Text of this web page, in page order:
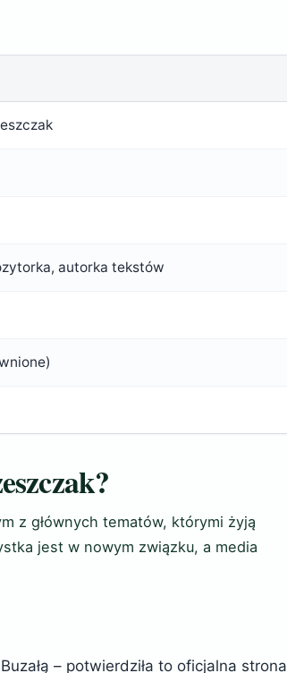
autorka tekstów
z głównych tematów, którymi żyją
jest w nowym związku, a media
– potwierdziła to oficjalna strona